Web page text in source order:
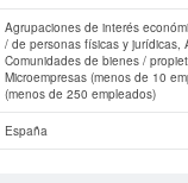
Agrupaciones de interés
/ de personas físicas y jurídicas,
Comunidades de bienes /
Microempresas (menos de 10
(menos de 250 empleados)
España